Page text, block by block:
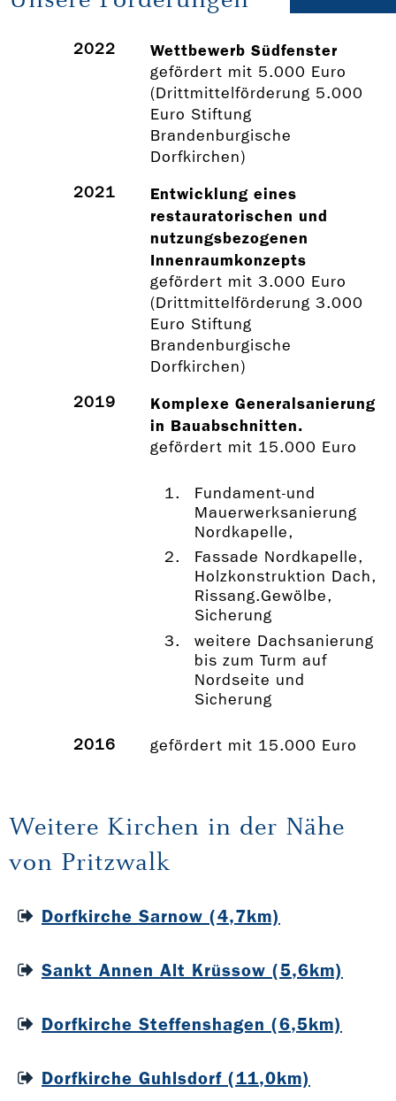
2022 Wettbewerb Südfenster
gefördert mit 5.000 Euro
(Drittmittelförderung 5.000
Euro Stiftung
Brandenburgische
Dorfkirchen)
2021
Entwicklung eines
restauratorischen und
nutzungsbezogenen
Innenraumkonzepts
gefördert mit 3.000 Euro
(Drittmittelförderung 3.000
Euro Stiftung
Brandenburgische
Dorfkirchen)
2019
Komplexe Generalsanierung
in Bauabschnitten.
gefördert mit 15.000 Euro
Fundament-und
Mauerwerksanierung
Nordkapelle,
Fassade Nordkapelle,
Holzkonstruktion Dach,
Rissang.Gewölbe,
Sicherung
weitere Dachsanierung
bis zum Turm auf
Nordseite und
Sicherung
2016 gefördert mit 15.000 Euro
Weitere Kirchen in der Nähe
von Pritzwalk
Dorfkirche Sarnow (4,7km)
Sankt Annen Alt Krüssow (5,6km)
Dorfkirche Steffenshagen (6,5km)
Dorfkirche Guhlsdorf (11,0km)